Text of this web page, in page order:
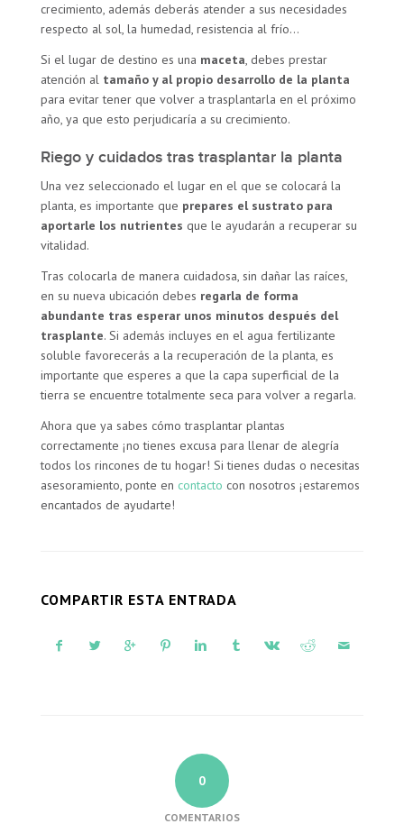
crecimiento, además deberás atender a sus necesidades
respecto al sol, la humedad, resistencia al frío…
Si el lugar de destino es una maceta, debes prestar
atención al tamaño y al propio desarrollo de la planta
para evitar tener que volver a trasplantarla en el próximo
año, ya que esto perjudicaría a su crecimiento.
Riego y cuidados tras trasplantar la planta
Una vez seleccionado el lugar en el que se colocará la
planta, es importante que prepares el sustrato para
aportarle los nutrientes que le ayudarán a recuperar su
vitalidad.
Tras colocarla de manera cuidadosa, sin dañar las raíces,
en su nueva ubicación debes regarla de forma
abundante tras esperar unos minutos después del
trasplante. Si además incluyes en el agua fertilizante
soluble favorecerás a la recuperación de la planta, es
importante que esperes a que la capa superficial de la
tierra se encuentre totalmente seca para volver a regarla.
Ahora que ya sabes cómo trasplantar plantas
correctamente ¡no tienes excusa para llenar de alegría
todos los rincones de tu hogar! Si tienes dudas o necesitas
asesoramiento, ponte en contacto con nosotros ¡estaremos
encantados de ayudarte!
COMPARTIR ESTA ENTRADA
0
COMENTARIOS